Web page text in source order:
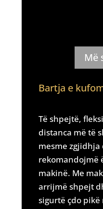
Më
Bartja e
Të shpejtë,
distanca më të
mesme zgjidhja
rekomandojmë
makinë. Me
arrijmë shpejt
sigurtë çdo pikë